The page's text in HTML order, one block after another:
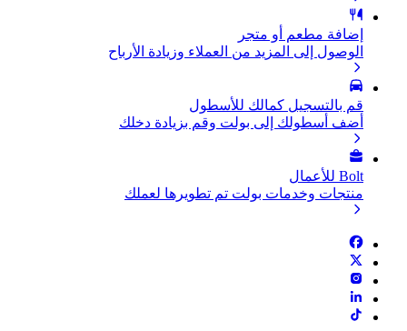
إضافة مطعم أو متجر
الوصول إلى المزيد من العملاء وزيادة الأرباح
قم بالتسجيل كمالك للأسطول
أضف أسطولك إلى بولت وقم بزيادة دخلك
Bolt للأعمال
منتجات وخدمات بولت تم تطويرها لعملك